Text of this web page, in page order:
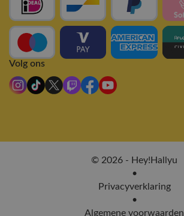
Volg ons
© 2026 - Hey!Hallyu
•
Privacyverklaring
•
Algemene voorwaarden